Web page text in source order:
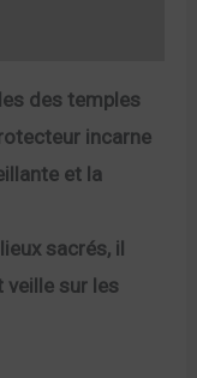
des temples
incarne
et la
sacrés, il
veille sur les